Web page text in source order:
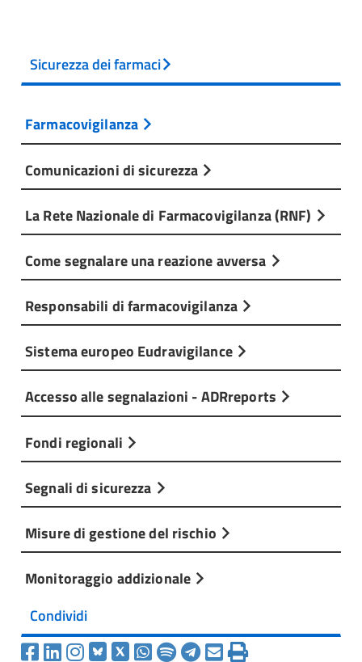
Sicurezza dei farmaci
Farmacovigilanza
Comunicazioni di sicurezza
La Rete Nazionale di Farmacovigilanza (RNF)
Come segnalare una reazione avversa
Responsabili di farmacovigilanza
Sistema europeo Eudravigilance
Accesso alle segnalazioni - ADRreports
Fondi regionali
Segnali di sicurezza
Misure di gestione del rischio
Monitoraggio addizionale
Condividi